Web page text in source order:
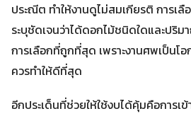
ประณีต ทำให้งานดูไม่สมเกียรติ การเลื
ระบุชัดเจนว่าได้ดอกไม้ชนิดใดและปริ
การเลือกที่ถูกที่สุด เพราะงานศพเป็นโ
ควรทำให้ดีที่สุด
อีกประเด็นที่ช่วยให้ใช้งบได้คุ้มคือการเข้